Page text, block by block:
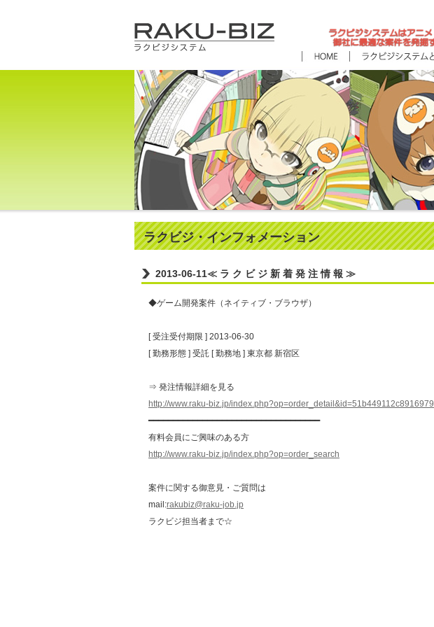
ラクビジ・インフォメーション
2013-06-11≪ ラ ク ビ ジ 新 着 発 注 情 報 ≫
◆ゲーム開発案件（ネイティブ・ブラウザ）
[ 受注受付期限 ] 2013-06-30
[ 勤務形態 ] 受託 [ 勤務地 ] 東京都 新宿区
⇒ 発注情報詳細を見る
http://www.raku-biz.jp/index.php?op=order_detail&id=51b449112c8916979
━━━━━━━━━━━━━━━━━━━━━━━━━━━━━━━━━━━
有料会員にご興味のある方
http://www.raku-biz.jp/index.php?op=order_search
案件に関する御意見・ご質問は
mail:rakubiz@raku-job.jp
ラクビジ担当者まで☆